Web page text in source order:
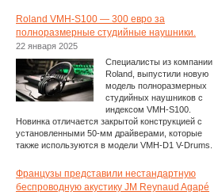
Roland VMH-S100 — 300 евро за
полноразмерные студийные наушники.
22 января 2025
Специалисты из компании
Roland, выпустили новую
модель полноразмерных
студийных наушников с
индексом VMH-S100.
Новинка отличается закрытой конструкцией с
установленными 50-мм драйверами, которые
также используются в модели VMH-D1 V-Drums.
Французы представили нестандартную
беспроводную акустику JM Reynaud Agapé